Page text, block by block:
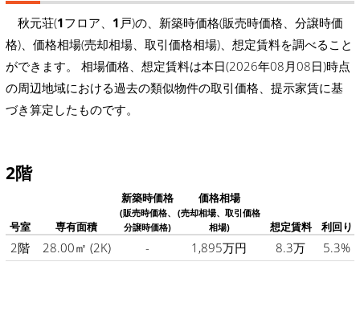
秋元荘(1フロア、 1 戸)の、新築時価格(販売時価格、分譲時価
格)、価格相場(売却相場、取引価格相場)、想定賃料を調べること
ができます。 相場価格、想定賃料は本日(2026年08月08日)時点
の周辺地域における過去の類似物件の取引価格、提示家賃に基
づき算定したものです。
2階
号室 専有面積
新築時価格
(販売時価格、
分譲時価格)
価格相場
(売却相場、取引価格
相場)
想定賃料 利回り
2階 28.00㎡ (2K) - 1,895万円 8.3万 5.3%